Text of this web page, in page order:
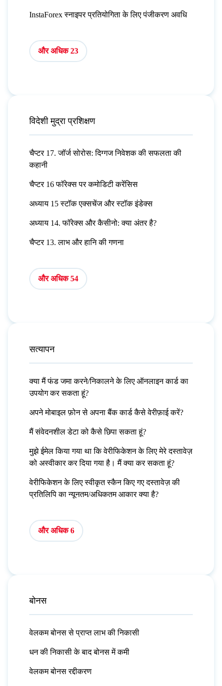
InstaForex स्नाइपर प्रतियोगिता के लिए पंजीकरण अवधि
और अधिक 23
विदेशी मुद्रा प्रशिक्षण
चैप्टर 17. जॉर्ज सोरोस: दिग्गज निवेशक की सफलता की
कहानी
चैप्टर 16 फॉरेक्स पर कमोडिटी करेंसिस
अध्याय 15 स्टॉक एक्सचेंज और स्टॉक इंडेक्स
अध्याय 14. फॉरेक्स और कैसीनो: क्या अंतर है?
चैप्टर 13. लाभ और हानि की गणना
और अधिक 54
सत्यापन
क्या मैं फंड जमा करने/निकालने के लिए ऑनलाइन कार्ड का
उपयोग कर सकता हूं?
अपने मोबाइल फ़ोन से अपना बैंक कार्ड कैसे वेरीफ़ाई करें?
मैं संवेदनशील डेटा को कैसे छिपा सकता हूं?
मुझे ईमेल किया गया था कि वेरीफिकेशन के लिए मेरे दस्तावेज़
को अस्वीकार कर दिया गया है। मैं क्या कर सकता हूं?
वेरीफिकेशन के लिए स्वीकृत स्कैन किए गए दस्तावेज़ की
प्रतिलिपि का न्यूनतम/अधिकतम आकार क्या है?
और अधिक 6
बोनस
वेलकम बोनस से प्राप्त लाभ की निकासी
धन की निकासी के बाद बोनस में कमी
वेलकम बोनस रद्दीकरण